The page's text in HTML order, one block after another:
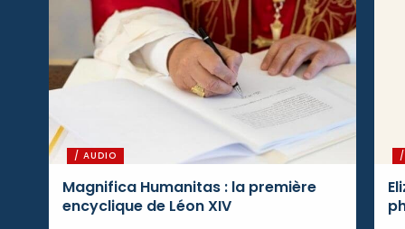
/ AUDIO
Magnifica Humanitas : la première
encyclique de Léon XIV